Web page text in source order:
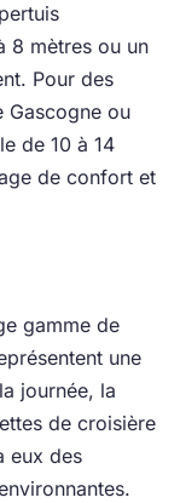
8 mètres ou un
Pour des
Gascogne ou
de 10 à 14
de confort et
gamme de
une
journée, la
de croisière
eux des